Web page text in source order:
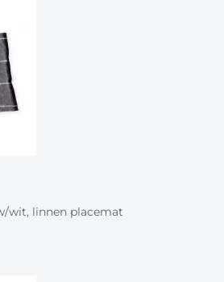
wit, linnen placemat